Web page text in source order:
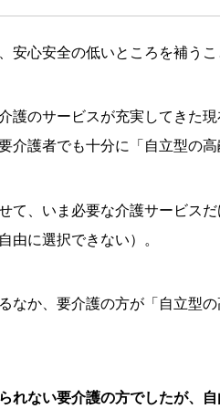
安心安全の低いところを補う
護のサービスが充実してきた
介護者でも十分に「自立型の
て、いま必要な介護サービス
由に選択できない）。
なか、要介護の方が「自立型
れない要介護の方でしたが、